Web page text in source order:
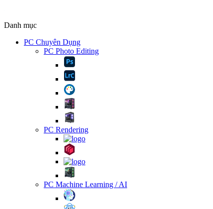
Danh mục
PC Chuyên Dụng
PC Photo Editing
PC Rendering
PC Machine Learning / AI